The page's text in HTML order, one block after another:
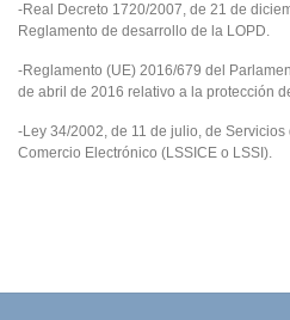
-Real Decreto 1720/2007, de 21 de
Reglamento de desarrollo de la LOPD.
-Reglamento (UE) 2016/679 del
de abril de 2016 relativo a la protección
-Ley 34/2002, de 11 de julio, de
Comercio Electrónico (LSSICE o LSSI).